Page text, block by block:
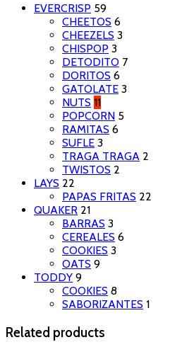
EVERCRISP 59
CHEETOS 6
CHEEZELS 3
CHISPOP 3
DETODITO 7
DORITOS 6
GATOLATE 3
NUTS 11
POPCORN 5
RAMITAS 6
SUFLE 3
TRAGA TRAGA 2
TWISTOS 2
LAYS 22
PAPAS FRITAS 22
QUAKER 21
BARRAS 3
CEREALES 6
COOKIES 3
OATS 9
TODDY 9
COOKIES 8
SABORIZANTES 1
Related products